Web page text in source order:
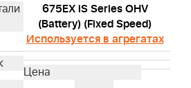
675EX iS Series OHV
(Battery) (Fixed Speed)
Используется в агрегатах